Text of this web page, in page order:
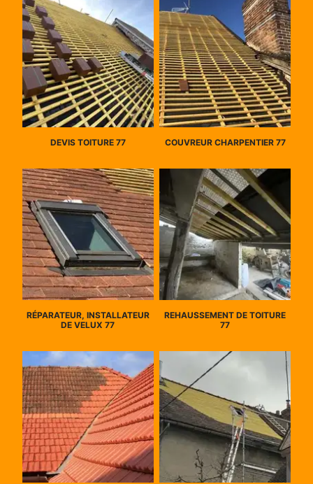
DEVIS TOITURE 77 COUVREUR CHARPENTIER 77
RÉPARATEUR, INSTALLATEUR
DE VELUX 77
REHAUSSEMENT DE TOITURE
77